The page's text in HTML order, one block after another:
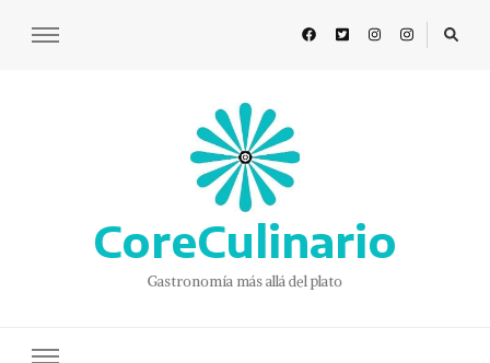
CoreCulinario
Gastronomía más allá del plato